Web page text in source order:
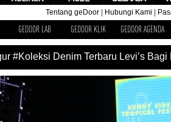
Tentang geDoor Hubungi Kami
GEDOOR LAB GEDOOR KLIK GEDOOR AGENDA
#Koleksi Denim Terbaru Levi’s Bagi